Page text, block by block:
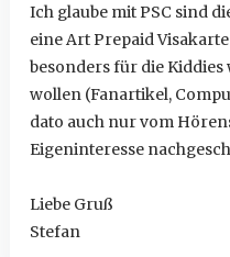
Ich glaube mit PSC sind
eine Art Prepaid
besonders für die Kiddies
wollen (Fanartikel,
dato auch nur vom
Eigeninteresse
Liebe Gruß
Stefan